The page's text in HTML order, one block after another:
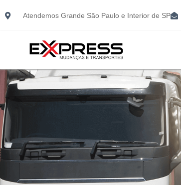
Atendemos Grande São Paulo e Interior de SP